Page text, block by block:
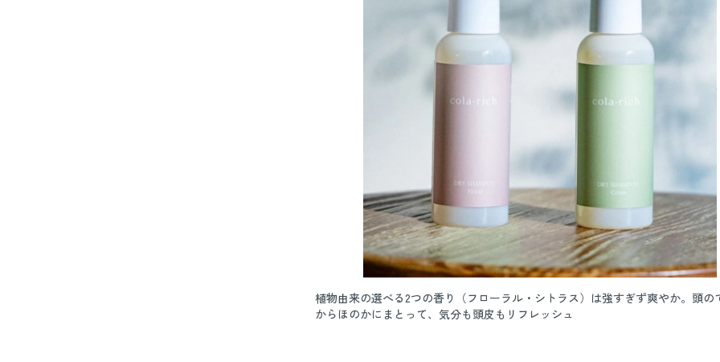
植物由来の選べる2つの香り（フローラル・シトラス）は強すぎず爽やか。頭の
からほのかにまとって、気分も頭皮もリフレッシュ